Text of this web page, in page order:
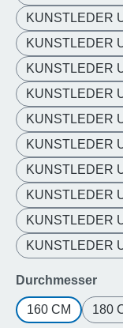
KUNSTLEDER
KUNSTLEDER
KUNSTLEDER
KUNSTLEDER
KUNSTLEDER
KUNSTLEDER
KUNSTLEDER
KUNSTLEDER
KUNSTLEDER
KUNSTLEDER
Durchmesser
160 CM 180